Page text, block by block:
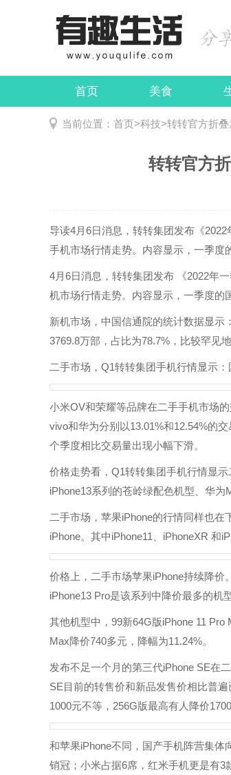
首页 美食
娱乐 民俗
当前位置： 首页>科技>转转官方折
转转官方
导读4月6日消息，转转集团发布《
手机市场行情走势。内容显示，一季度
4月6日消息，转转集团发布 《2022年
机市场行情走势。内容显示，一季度的
新机市场，中国信通院的统计数据显示
3769.8万部，占比为78.7%，比较罕见
二手市场，Q1转转集团手机行情显示：
小米OV和荣耀等品牌在二手手机市场
vivo和华为分别以13.01%和12.54%的
个季度相比交易量出现小幅下滑。
价格走势看，Q1转转集团手机行情显
iPhone13系列的苍岭绿配色机型、华为
二手市场，苹果iPhone的行情同样也
iPhone。其中iPhone11、iPhoneXR 和
价格上，二手市场苹果iPhone持续降价
iPhone13 Pro是该系列中降价最多的机
其他机型中，99新64G版iPhone 11
Max降价740多元，降幅为11.24%。
发布不足一个月的第三代iPhone SE在
SE目前的转售价和新品发售价相比普
1000元不等，256G版最高有人降价1700
和苹果iPhone不同，国产手机阵营集体
销冠；小米占据6席，红米手机更是有3